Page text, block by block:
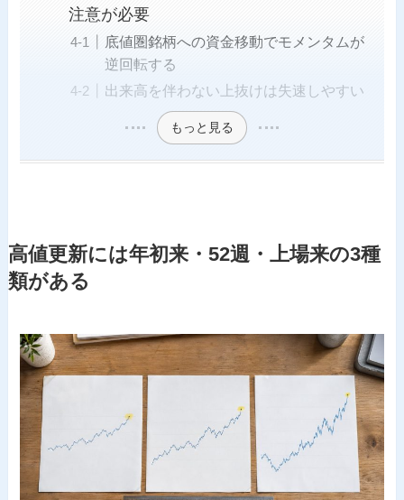
注意が必要
底値圏銘柄への資金移動でモメンタムが
逆回転する
出来高を伴わない上抜けは失速しやすい
もっと見る
高値更新には年初来・52週・上場来の3種
類がある